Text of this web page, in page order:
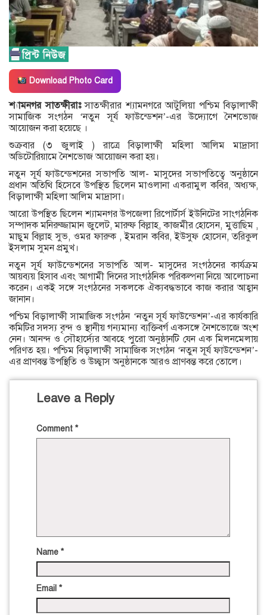
Download Photo Card
শ্যামনগর সাতক্ষীরাঃসাতক্ষীরার শ্যামনগরে আটুলিয়া পশ্চিম বিড়ালাক্ষী
সামাজিক সংগঠন ‘নতুন সূর্য ফাউন্ডেশন’-এর উদ্যোগে নৈশভোজ
আয়োজন করা হয়েছে ।
শুক্রবার (৩ জুলাই ) রাত্রে বিড়ালাক্ষী মহিলা আলিম মাদ্রাসা
অডিটোরিয়ামে নৈশভোজ আয়োজন করা হয়।
নতুন সূর্য ফাউন্ডেশনের সভাপতি আল- মাসুদের সভাপতিত্বে অনুষ্ঠানে
প্রধান অতিথি হিসেবে উপস্থিত ছিলেন মাওলানা একরামুল কবির, অধ্যক্ষ,
বিড়ালাক্ষী মহিলা আলিম মাদ্রাসা।
আরো উপস্থিত ছিলেন শ্যামনগর উপজেলা রিপোর্টার্স ইউনিটের সাংগঠনিক
সম্পাদক মনিরুজ্জামান জুলেট, মারুফ বিল্লাহ, কাজমীর হোসেন, মুত্তাছিম ,
মাছুম বিল্লাহ সুভ, ওমর ফারুক , ইমরান কবির, ইউসুফ হোসেন, তরিকুল
ইসলাম সুমন প্রমুখ।
নতুন সূর্য ফাউন্ডেশনের সভাপতি আল- মাসুদের সংগঠনের কার্যক্রম
আয়ব্যয় হিসাব এবং আগামী দিনের সাংগঠনিক পরিকল্পনা নিয়ে আলোচনা
করেন। একই সঙ্গে সংগঠনের সকলকে ঐক্যবদ্ধভাবে কাজ করার আহ্বান
জানান।
পশ্চিম বিড়ালাক্ষী সামাজিক সংগঠন ‘নতুন সূর্য ফাউন্ডেশন’-এর কার্যকারি
কমিটির সদস্য বৃন্দ ও স্থানীয় গন্যমান্য ব্যক্তিবর্গ একসঙ্গে নৈশভোজে অংশ
নেন। আনন্দ ও সৌহার্দ্যের আবহে পুরো অনুষ্ঠানটি যেন এক মিলনমেলায়
পরিণত হয়। পশ্চিম বিড়ালাক্ষী সামাজিক সংগঠন ‘নতুন সূর্য ফাউন্ডেশন’-
এর প্রাণবন্ত উপস্থিতি ও উচ্ছ্বাস অনুষ্ঠানকে আরও প্রাণবন্ত করে তোলে।
Leave a Reply
Comment *
Name *
Email *